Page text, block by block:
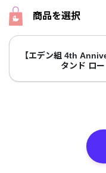
商品を選択
【エデン組 4th
タンド ロ